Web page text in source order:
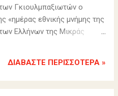
Γκιουλμπαξιωτών ο
«ημέρας εθνικής μνήμης της
Ελλήνων της Μικράς
τιμής στις χαμένες
ΔΙΑΒΆΣΤΕ ΠΕΡΙΣΣΌΤΕΡΑ »